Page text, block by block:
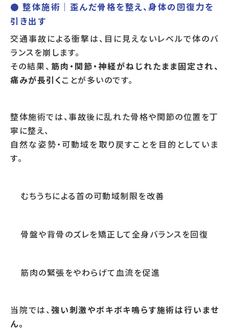
● 整体施術｜歪んだ骨格を整え、身体の回復力を
引き出す
交通事故による衝撃は、目に見えないレベルで体のバ
ランスを崩します。
その結果、 筋肉・関節・神経がねじれたまま固定され、
痛みが長引くことが多いのです。
整体施術では、事故後に乱れた骨格や関節の位置を丁
寧に整え、
自然な姿勢・可動域を取り戻すことを目的としていま
す。
むちうちによる首の可動域制限を改善
骨盤や背骨のズレを矯正して全身バランスを回復
筋肉の緊張をやわらげて血流を促進
当院では、強い刺激やボキボキ鳴らす施術は行いませ
ん。